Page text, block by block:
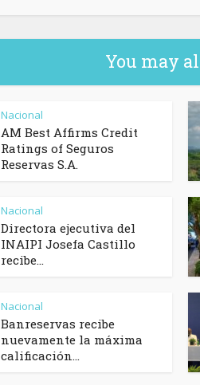
You may
Nacional
AM Best Affirms Credit
Ratings of Seguros
Reservas S.A.
Nacional
Directora ejecutiva del
INAIPI Josefa Castillo
recibe...
Nacional
Banreservas recibe
nuevamente la máxima
calificación...